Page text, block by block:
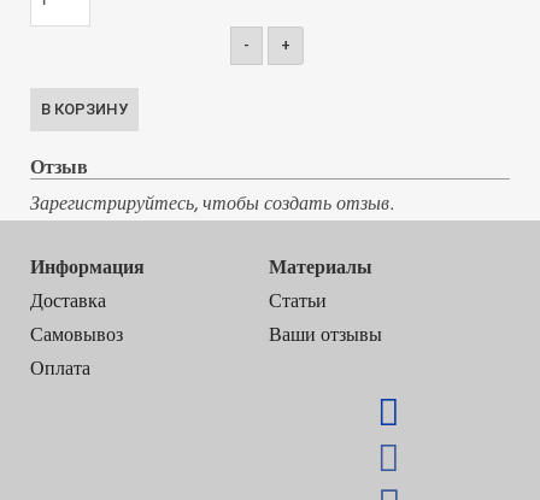
- +
Отзыв
Зарегистрируйтесь, чтобы создать отзыв.
Информация
Доставка
Самовывоз
Оплата
Материалы
Статьи
Ваши отзывы